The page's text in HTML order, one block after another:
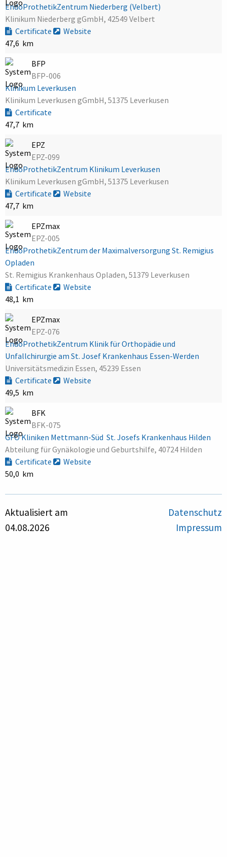
EndoProthetikZentrum Niederberg (Velbert)
Klinikum Niederberg gGmbH, 42549 Velbert
Certificate
Website
47,6 km
BFP
BFP-006
Klinikum Leverkusen
Klinikum Leverkusen gGmbH, 51375 Leverkusen
Certificate
47,7 km
EPZ
EPZ-099
EndoProthetikZentrum Klinikum Leverkusen
Klinikum Leverkusen gGmbH, 51375 Leverkusen
Certificate
Website
47,7 km
EPZmax
EPZ-005
EndoProthetikZentrum der Maximalversorgung St. Remigius
Opladen
St. Remigius Krankenhaus Opladen, 51379 Leverkusen
Certificate
Website
48,1 km
EPZmax
EPZ-076
EndoProthetikZentrum Klinik für Orthopädie und
Unfallchirurgie am St. Josef Krankenhaus Essen-Werden
Universitätsmedizin Essen, 45239 Essen
Certificate
Website
49,5 km
BFK
BFK-075
GFO Kliniken Mettmann-Süd  St. Josefs Krankenhaus Hilden
Abteilung für Gynäkologie und Geburtshilfe, 40724 Hilden
Certificate
Website
50,0 km
Aktualisiert am
04.08.2026
Datenschutz
Impressum